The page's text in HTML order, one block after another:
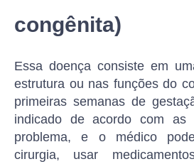
congênita)
Essa doença consiste em
estrutura ou nas funções do
primeiras semanas de
indicado de acordo com as
problema, e o médico
cirurgia, usar